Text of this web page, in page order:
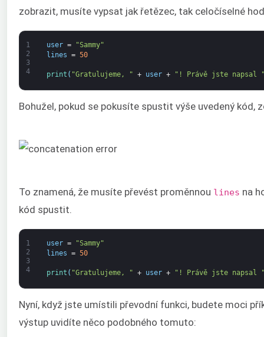
zobrazit, musíte vypsat jak řetězec, tak celočíselné
1
2
3
4
user =
"Sammy"
lines = 50
print ( "Gratulujeme, " + user + "! Právě jste napsal
Bohužel, pokud se pokusíte spustit výše uvedený kód,
To znamená, že musíte převést proměnnou lines na
kód spustit.
1
2
3
4
user =
"Sammy"
lines = 50
print ( "Gratulujeme, " + user + "! Právě jste napsal
Nyní, když jste umístili převodní funkci, budete moci
výstup uvidíte něco podobného tomuto: